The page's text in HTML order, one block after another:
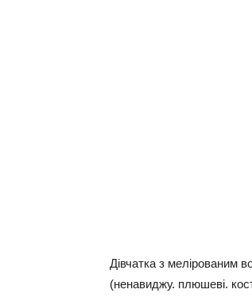
Дівчатка з мелірованим
(ненавиджу. плюшеві.